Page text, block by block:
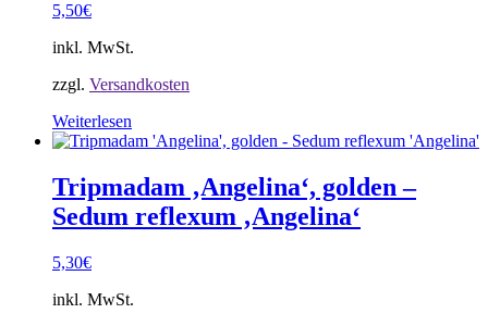
5,50€
inkl. MwSt.
zzgl. Versandkosten
Weiterlesen
Tripmadam ‚Angelina‘, golden –
Sedum reflexum ‚Angelina‘
5,30€
inkl. MwSt.